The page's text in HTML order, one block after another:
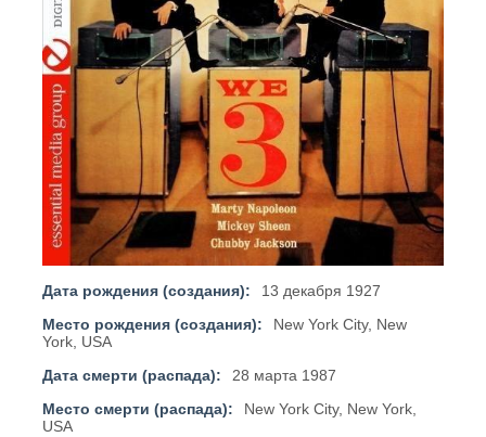
Дата рождения (создания):
13 декабря 1927
Место рождения (создания):
New York City, New
York, USA
Дата смерти (распада):
28 марта 1987
Место смерти (распада):
New York City, New York,
USA